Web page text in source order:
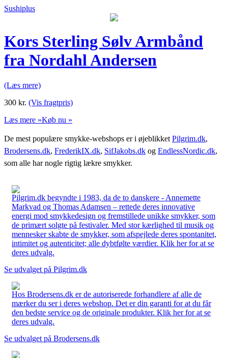
Sushiplus
Kors Sterling Sølv Armbånd
fra Nordahl Andersen
(Læs mere)
300 kr. (Vis fragtpris)
Læs mere »Køb nu »
De mest populære smykke-webshops er i øjeblikket Pilgrim.dk,
Brodersens.dk, FrederikIX.dk, SifJakobs.dk og EndlessNordic.dk,
som alle har nogle rigtig lækre smykker.
Pilgrim.dk begyndte i 1983, da de to danskere - Annemette
Markvad og Thomas Adamsen – rettede deres innovative
energi mod smykkedesign og fremstillede unikke smykker, som
de primært solgte på festivaler. Med stor kærlighed til musik og
mennesker skabte de smykker, som afspejlede deres spontanitet,
intimitet og autenticitet; alle dybtfølte værdier. Klik her for at se
deres udvalg.
Se udvalget på Pilgrim.dk
Hos Brodersens.dk er de autoriserede forhandlere af alle de
mærker du ser i deres webshop. Det er din garanti for at du får
den bedste service og de originale produkter. Klik her for at se
deres udvalg.
Se udvalget på Brodersens.dk